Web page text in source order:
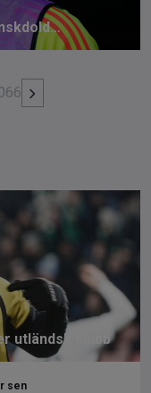
Uppgifter: Stort intresse för svenskdoldisen
utländsk klubb
sen